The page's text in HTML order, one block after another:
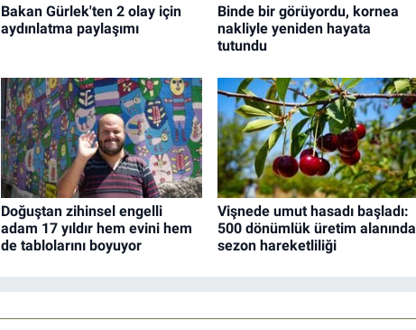
Bakan Gürlek'ten 2 olay için
aydınlatma paylaşımı
Binde bir görüyordu, kornea
nakliyle yeniden hayata
tutundu
Doğuştan zihinsel engelli
adam 17 yıldır hem evini hem
de tablolarını boyuyor
Vişnede umut hasadı başladı:
500 dönümlük üretim alanında
sezon hareketliliği